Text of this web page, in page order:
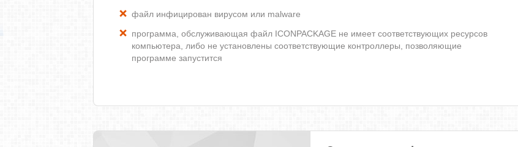
файл инфицирован вирусом или malware
программа, обслуживающая файл ICONPACKAGE не имеет соответствующих ресурсов
компьютера, либо не установлены соответствующие контроллеры, позволяющие
программе запустится